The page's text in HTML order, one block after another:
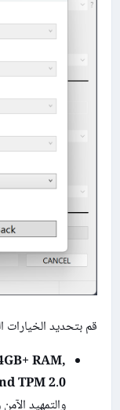
قم بتحديد الخيارات
RAM,
TPM 2.0